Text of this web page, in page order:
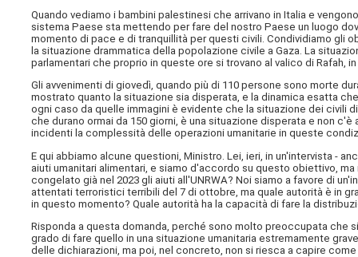
Quando vediamo i bambini palestinesi che arrivano in Italia e
sistema Paese sta mettendo per fare del nostro Paese un luogo
momento di pace e di tranquillità per questi civili. Condividiamo gli
la situazione drammatica della popolazione civile a Gaza. La
parlamentari che proprio in queste ore si trovano al valico di Rafah,
Gli avvenimenti di giovedì, quando più di 110 persone sono morte
mostrato quanto la situazione sia disperata, e la dinamica esatta
ogni caso da quelle immagini è evidente che la situazione dei civili
che durano ormai da 150 giorni, è una situazione disperata e non
incidenti la complessità delle operazioni umanitarie in queste
E qui abbiamo alcune questioni, Ministro. Lei, ieri, in un'intervista -
aiuti umanitari alimentari, e siamo d'accordo su questo obiettivo,
congelato già nel 2023 gli aiuti all'UNRWA? Noi siamo a favore di
attentati terroristici terribili del 7 di ottobre, ma quale autorità è in
in questo momento? Quale autorità ha la capacità di fare la
Risponda a questa domanda, perché sono molto preoccupata che
grado di fare quello in una situazione umanitaria estremamente
delle dichiarazioni, ma poi, nel concreto, non si riesca a capire